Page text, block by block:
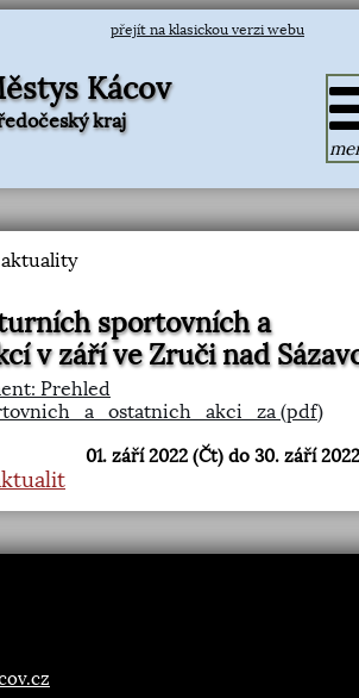
přejít na klasickou verzi webu
Kácov
kraj
sportovních a
v září ve Zruči nad
Prehled
(pdf)
01. září 2022 (Čt) do 30. září